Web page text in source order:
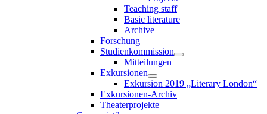
Teaching staff
Basic literature
Archive
Forschung
Studienkommission
Mitteilungen
Exkursionen
Exkursion 2019 „Literary London“
Exkursionen-Archiv
Theaterprojekte